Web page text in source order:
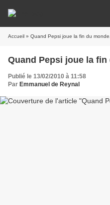
Accueil » Quand Pepsi joue la fin du
Quand Pepsi joue la fin
Publié le 13/02/2010 à 11:58
Par Emmanuel de Reynal